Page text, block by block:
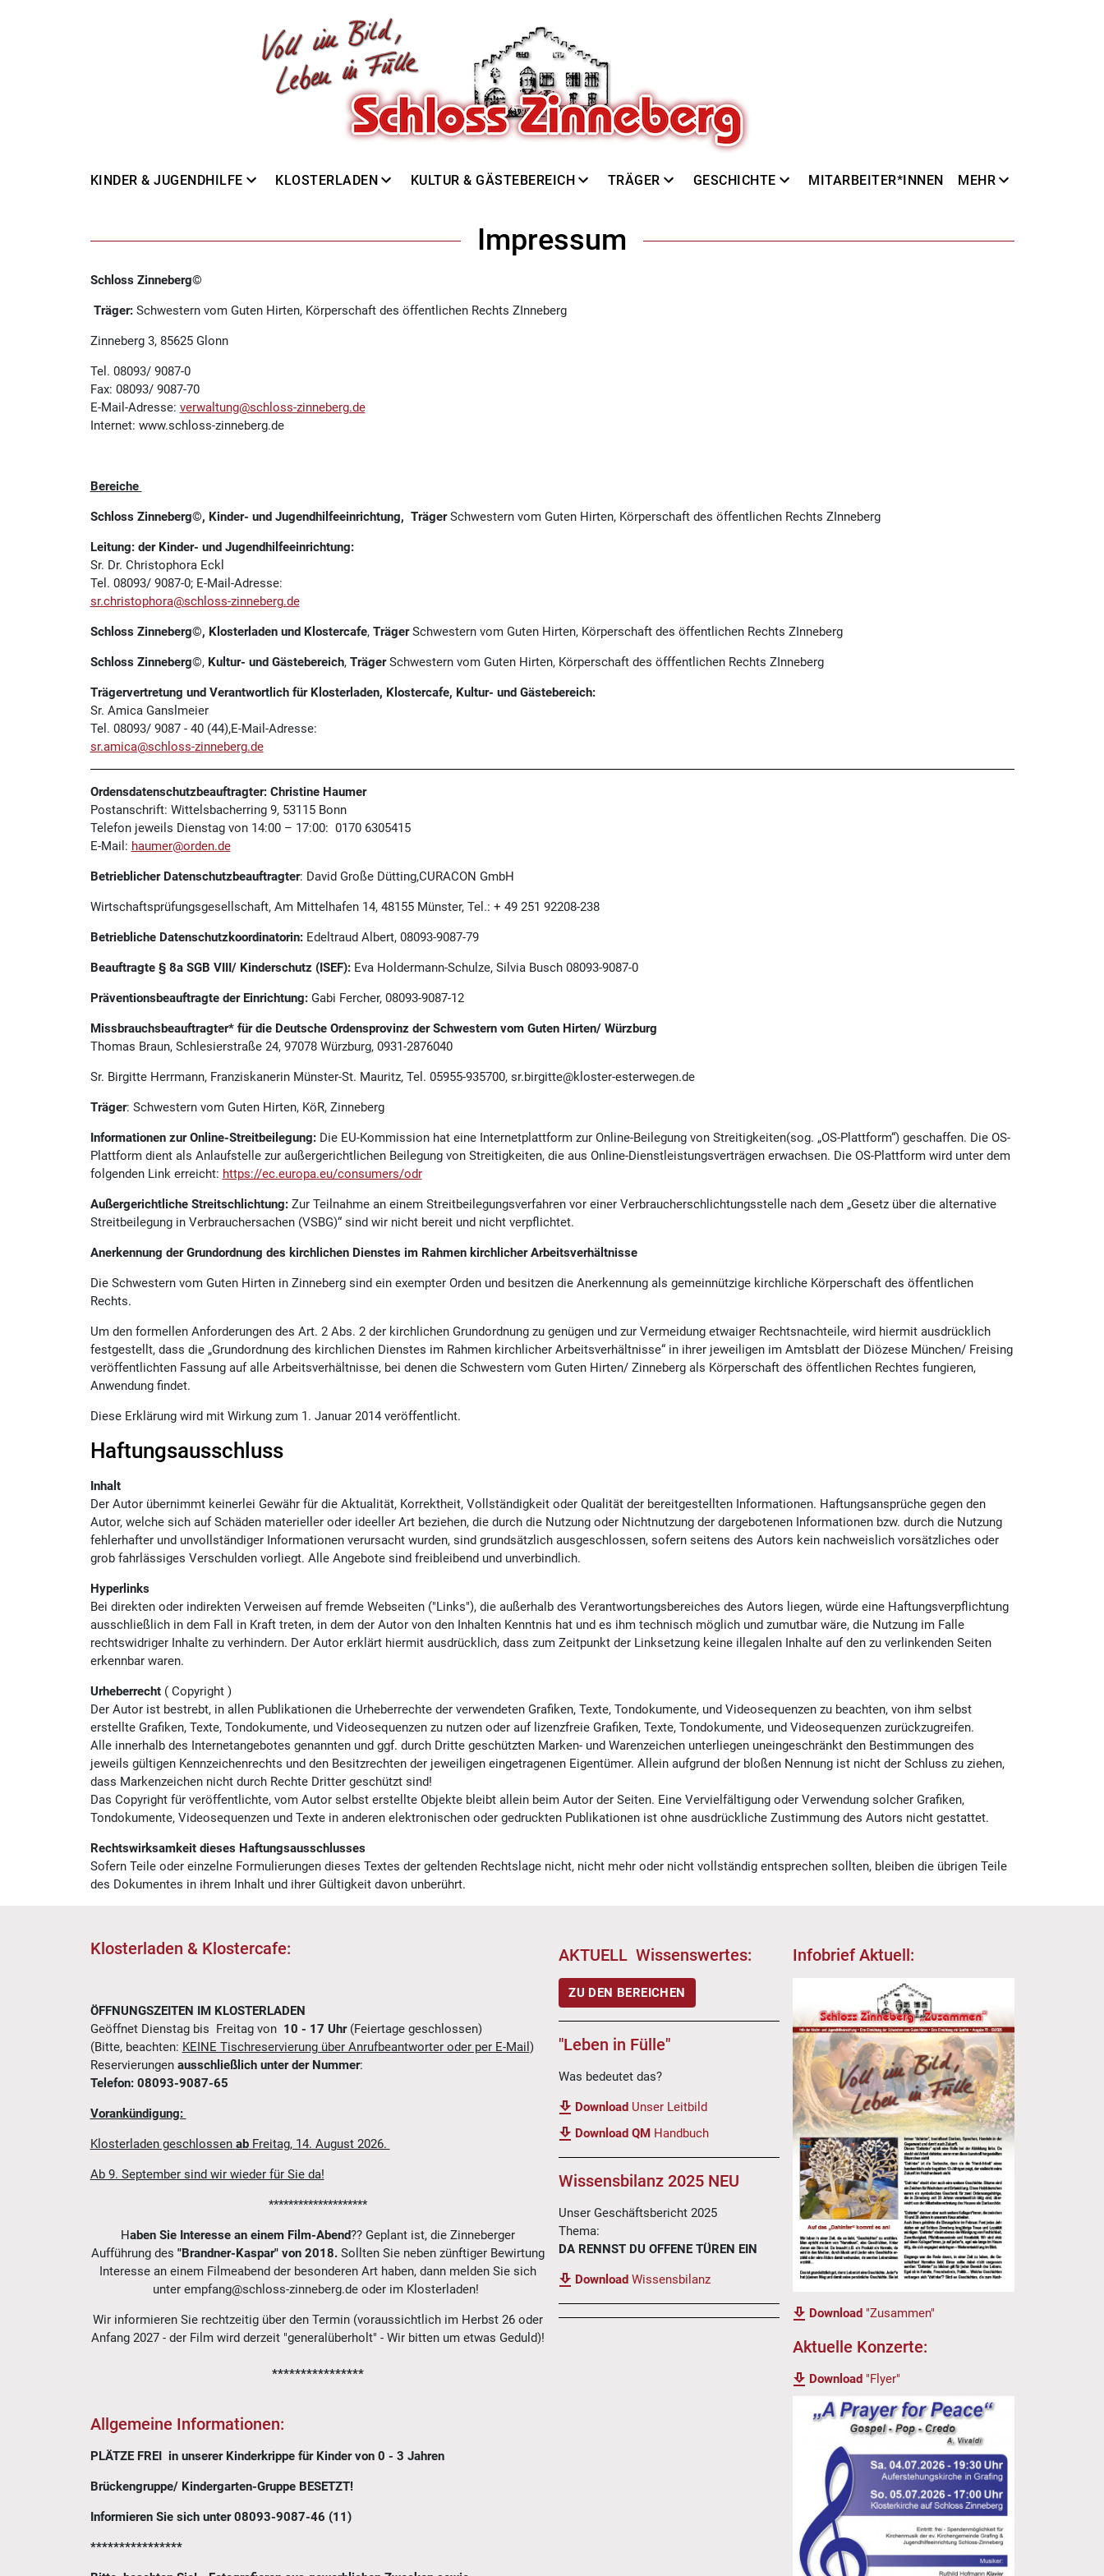
KINDER & JUGENDHILFE KLOSTERLADEN KULTUR & GÄSTEBEREICH TRÄGER GESCHICHTE MITARBEITER*INNEN MEHR
Impressum
Schloss Zinneberg©
Träger: Schwestern vom Guten Hirten, Körperschaft des öffentlichen Rechts ZInneberg
Zinneberg 3, 85625 Glonn
Tel. 08093/ 9087-0
Fax: 08093/ 9087-70
E-Mail-Adresse: verwaltung@schloss-zinneberg.de
Internet: www.schloss-zinneberg.de
Bereiche
Schloss Zinneberg©, Kinder- und Jugendhilfeeinrichtung, TrägerSchwestern vom Guten Hirten, Körperschaft des öffentlichen Rechts ZInneberg
Leitung: der Kinder- und Jugendhilfeeinrichtung:
Sr. Dr. Christophora Eckl
Tel. 08093/ 9087-0; E-Mail-Adresse:
sr.christophora@schloss-zinneberg.de
Schloss Zinneberg©, Klosterladen und Klostercafe, TrägerSchwestern vom Guten Hirten, Körperschaft des öffentlichen Rechts ZInneberg
Schloss Zinneberg©, Kultur- und Gästebereich, TrägerSchwestern vom Guten Hirten, Körperschaft des öfffentlichen Rechts ZInneberg
Trägervertretung und Verantwortlich für Klosterladen, Klostercafe, Kultur- und Gästebereich:
Sr. Amica Ganslmeier
Tel. 08093/ 9087 - 40 (44),E-Mail-Adresse:
sr.amica@schloss-zinneberg.de
Ordensdatenschutzbeauftragter: Christine Haumer
Postanschrift: Wittelsbacherring 9, 53115 Bonn
Telefon jeweils Dienstag von 14:00 – 17:00: 0170 6305415
E-Mail: haumer@orden.de
Betrieblicher Datenschutzbeauftragter: David Große Dütting,CURACON GmbH
Wirtschaftsprüfungsgesellschaft, Am Mittelhafen 14, 48155 Münster, Tel.: + 49 251 92208-238
Betriebliche Datenschutzkoordinatorin:Edeltraud Albert, 08093-9087-79
Beauftragte § 8a SGB VIII/ Kinderschutz (ISEF):Eva Holdermann-Schulze, Silvia Busch 08093-9087-0
Präventionsbeauftragte der Einrichtung:Gabi Fercher, 08093-9087-12
Missbrauchsbeauftragter* für die Deutsche Ordensprovinz der Schwestern vom Guten Hirten/ Würzburg
Thomas Braun, Schlesierstraße 24, 97078 Würzburg, 0931-2876040
Sr. Birgitte Herrmann, Franziskanerin Münster-St. Mauritz, Tel. 05955-935700, sr.birgitte@kloster-esterwegen.de
Träger: Schwestern vom Guten Hirten, KöR, Zinneberg
Informationen zur Online-Streitbeilegung: Die EU-Kommission hat eine Internetplattform zur Online-Beilegung von Streitigkeiten(sog. „OS-Plattform“) geschaffen. Die OS-
Plattform dient als Anlaufstelle zur außergerichtlichen Beilegung von Streitigkeiten, die aus Online-Dienstleistungsverträgen erwachsen. Die OS-Plattform wird unter dem
folgenden Link erreicht: https://ec.europa.eu/consumers/odr
Außergerichtliche Streitschlichtung: Zur Teilnahme an einem Streitbeilegungsverfahren vor einer Verbraucherschlichtungsstelle nach dem „Gesetz über die alternative
Streitbeilegung in Verbrauchersachen (VSBG)“ sind wir nicht bereit und nicht verpflichtet.
Anerkennung der Grundordnung des kirchlichen Dienstes im Rahmen kirchlicher Arbeitsverhältnisse
Die Schwestern vom Guten Hirten in Zinneberg sind ein exempter Orden und besitzen die Anerkennung als gemeinnützige kirchliche Körperschaft des öffentlichen
Rechts.
Um den formellen Anforderungen des Art. 2 Abs. 2 der kirchlichen Grundordnung zu genügen und zur Vermeidung etwaiger Rechtsnachteile, wird hiermit ausdrücklich
festgestellt, dass die „Grundordnung des kirchlichen Dienstes im Rahmen kirchlicher Arbeitsverhältnisse“ in ihrer jeweiligen im Amtsblatt der Diözese München/ Freising
veröffentlichten Fassung auf alle Arbeitsverhältnisse, bei denen die Schwestern vom Guten Hirten/ Zinneberg als Körperschaft des öffentlichen Rechtes fungieren,
Anwendung findet.
Diese Erklärung wird mit Wirkung zum 1. Januar 2014 veröffentlicht.
Haftungsausschluss
Inhalt
Der Autor übernimmt keinerlei Gewähr für die Aktualität, Korrektheit, Vollständigkeit oder Qualität der bereitgestellten Informationen. Haftungsansprüche gegen den
Autor, welche sich auf Schäden materieller oder ideeller Art beziehen, die durch die Nutzung oder Nichtnutzung der dargebotenen Informationen bzw. durch die Nutzung
fehlerhafter und unvollständiger Informationen verursacht wurden, sind grundsätzlich ausgeschlossen, sofern seitens des Autors kein nachweislich vorsätzliches oder
grob fahrlässiges Verschulden vorliegt. Alle Angebote sind freibleibend und unverbindlich.
Hyperlinks
Bei direkten oder indirekten Verweisen auf fremde Webseiten ("Links"), die außerhalb des Verantwortungsbereiches des Autors liegen, würde eine Haftungsverpflichtung
ausschließlich in dem Fall in Kraft treten, in dem der Autor von den Inhalten Kenntnis hat und es ihm technisch möglich und zumutbar wäre, die Nutzung im Falle
rechtswidriger Inhalte zu verhindern. Der Autor erklärt hiermit ausdrücklich, dass zum Zeitpunkt der Linksetzung keine illegalen Inhalte auf den zu verlinkenden Seiten
erkennbar waren.
Urheberrecht( Copyright )
Der Autor ist bestrebt, in allen Publikationen die Urheberrechte der verwendeten Grafiken, Texte, Tondokumente, und Videosequenzen zu beachten, von ihm selbst
erstellte Grafiken, Texte, Tondokumente, und Videosequenzen zu nutzen oder auf lizenzfreie Grafiken, Texte, Tondokumente, und Videosequenzen zurückzugreifen.
Alle innerhalb des Internetangebotes genannten und ggf. durch Dritte geschützten Marken- und Warenzeichen unterliegen uneingeschränkt den Bestimmungen des
jeweils gültigen Kennzeichenrechts und den Besitzrechten der jeweiligen eingetragenen Eigentümer. Allein aufgrund der bloßen Nennung ist nicht der Schluss zu ziehen,
dass Markenzeichen nicht durch Rechte Dritter geschützt sind!
Das Copyright für veröffentlichte, vom Autor selbst erstellte Objekte bleibt allein beim Autor der Seiten. Eine Vervielfältigung oder Verwendung solcher Grafiken,
Tondokumente, Videosequenzen und Texte in anderen elektronischen oder gedruckten Publikationen ist ohne ausdrückliche Zustimmung des Autors nicht gestattet.
Rechtswirksamkeit dieses Haftungsausschlusses
Sofern Teile oder einzelne Formulierungen dieses Textes der geltenden Rechtslage nicht, nicht mehr oder nicht vollständig entsprechen sollten, bleiben die übrigen Teile
des Dokumentes in ihrem Inhalt und ihrer Gültigkeit davon unberührt.
Klosterladen & Klostercafe:
ÖFFNUNGSZEITEN IM KLOSTERLADEN
Geöffnet Dienstag bis Freitag von 10 - 17 Uhr (Feiertage geschlossen)
(Bitte, beachten: KEINE Tischreservierung über Anrufbeantworter oder per E-Mail )
Reservierungen ausschließlich unter der Nummer:
Telefon: 08093-9087-65
Vorankündigung:
Klosterladen geschlossen abFreitag, 14. August 2026.
Ab 9. September sind wir wieder für Sie da!
********************
Haben Sie Interesse an einem Film-Abend?? Geplant ist, die Zinneberger
Aufführung des "Brandner-Kaspar" von 2018. Sollten Sie neben zünftiger Bewirtung
Interesse an einem Filmeabend der besonderen Art haben, dann melden Sie sich
unter empfang@schloss-zinneberg.de oder im Klosterladen!
Wir informieren Sie rechtzeitig über den Termin (voraussichtlich im Herbst 26 oder
Anfang 2027 - der Film wird derzeit "generalüberholt" - Wir bitten um etwas Geduld)!
****************
Allgemeine Informationen:
PLÄTZE FREI in unserer Kinderkrippe für Kinder von 0 - 3 Jahren
Brückengruppe/ Kindergarten-Gruppe BESETZT!
Informieren Sie sich unter 08093-9087-46 (11)
****************
AKTUELL Wissenswertes:
ZU DEN BEREICHEN
"Leben in Fülle"
Was bedeutet das?
Download Unser Leitbild
Download QM Handbuch
Wissensbilanz 2025 NEU
Unser Geschäftsbericht 2025
Thema:
DA RENNST DU OFFENE TÜREN EIN
Download Wissensbilanz
Infobrief Aktuell:
Download "Zusammen"
Aktuelle Konzerte:
Download "Flyer"